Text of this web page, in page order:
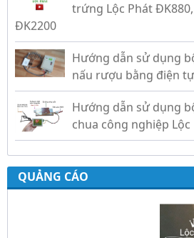
nấu rượu bằng điện
Hướng dẫn sử dụng
chua công nghiệp Lộc
Hướng dẫn sử dụng
gold, nhiệt độ và ánh
Phát
QUẢNG CÁO